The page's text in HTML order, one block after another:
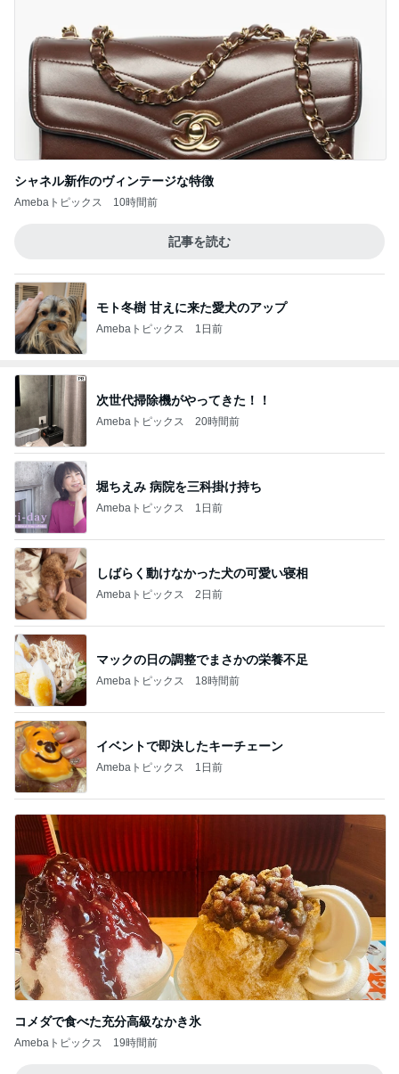
シャネル新作のヴィンテージな特徴
Amebaトピックス 10時間前
記事を読む
モト冬樹 甘えに来た愛犬のアップ
Amebaトピックス 1日前
次世代掃除機がやってきた！！
Amebaトピックス 20時間前
堀ちえみ 病院を三科掛け持ち
Amebaトピックス 1日前
しばらく動けなかった犬の可愛い寝相
Amebaトピックス 2日前
マックの日の調整でまさかの栄養不足
Amebaトピックス 18時間前
イベントで即決したキーチェーン
Amebaトピックス 1日前
コメダで食べた充分高級なかき氷
Amebaトピックス 19時間前